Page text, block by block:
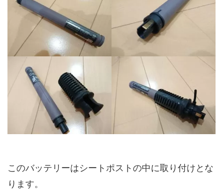
このバッテリーはシートポストの中に取り付けとな
ります。